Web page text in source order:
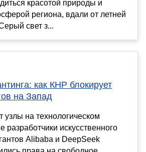
красотой природы и
региона, вдали от летней
свет з...
как КНР блокирует
на Запад
узлы на технологическом
разработчики искусственного
Alibaba и DeepSeek